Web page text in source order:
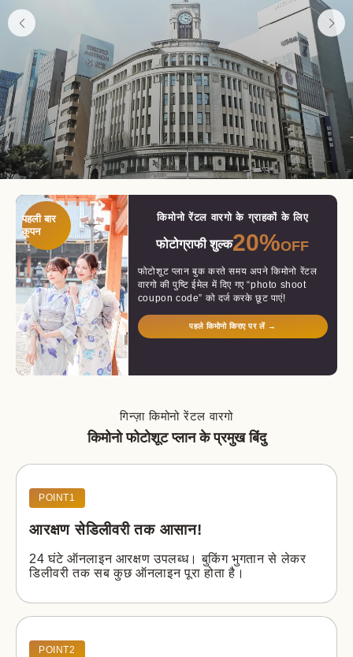
किमोनो रेंटल वारगो के ग्राहकों के लिए
फोटोग्राफी शुल्क20%OFF
फोटोशूट प्लान बुक करते समय अपने किमोनो रेंटल
वारगो की पुष्टि ईमेल में दिए गए “photo shoot
coupon code” को दर्ज करके छूट पाएं!
पहले किमोनो किराए पर लें →
पहली बार
कूपन
गिन्ज़ा किमोनो रेंटल वारगो
किमोनो फोटोशूट प्लान के प्रमुख बिंदु
POINT1
आरक्षण सेडिलीवरी तक आसान!
24 घंटे ऑनलाइन आरक्षण उपलब्ध। बुकिंग भुगतान से लेकर
डिलीवरी तक सब कुछ ऑनलाइन पूरा होता है।
POINT2